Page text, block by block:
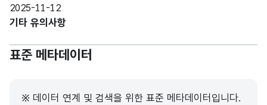
2025-11-12
기타 유의사항
표준 메타데이터
※ 데이터 연계 및 검색을 위한 표준 메타데이터입니다.